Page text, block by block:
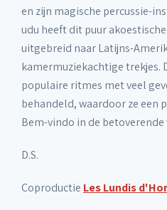
en zijn magische percussie-
udu heeft dit puur
uitgebreid naar Latijns-
kamermuziekachtige trekjes.
populaire ritmes met veel
behandeld, waardoor ze een
Bem-vindo in de
D.S.
Coproductie Les Lundis